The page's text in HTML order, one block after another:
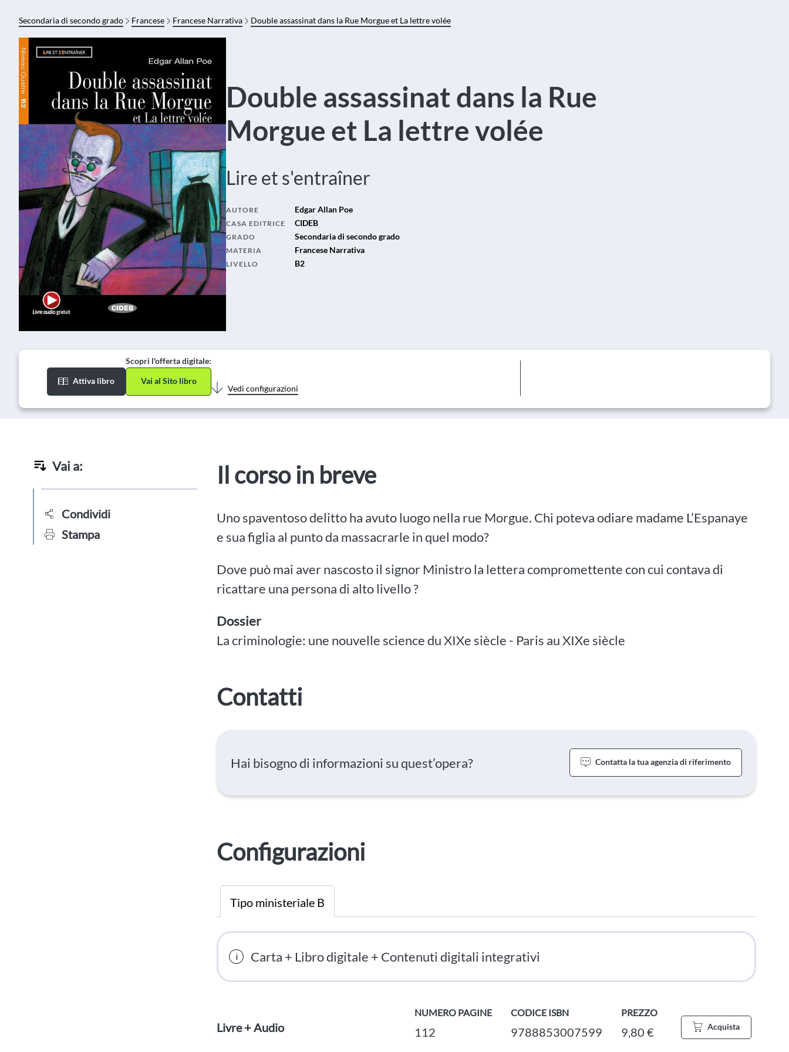
Secondaria di secondo grado Francese Francese Narrativa Double assassinat dans la Rue Morgue et La lettre volée
Double assassinat dans la Rue
Morgue et La lettre volée
Lire et s'entraîner
AUTORE Edgar Allan Poe
CASA EDITRICE CIDEB
GRADO Secondaria di secondo grado
MATERIA Francese Narrativa
LIVELLO B2
Attiva libro
Scopri l'offerta digitale:
Vai al Sito libro
Vedi configurazioni
Vai a:
Condividi
Stampa
Il corso in breve
Uno spaventoso delitto ha avuto luogo nella rue Morgue. Chi poteva odiare madame L’Espanaye
e sua figlia al punto da massacrarle in quel modo?
Dove può mai aver nascosto il signor Ministro la lettera compromettente con cui contava di
ricattare una persona di alto livello ?
Dossier
La criminologie: une nouvelle science du XIXe siècle - Paris au XIXe siècle
Contatti
Hai bisogno di informazioni su quest’opera? Contatta la tua agenzia di riferimento
Configurazioni
Tipo ministeriale B
Carta + Libro digitale + Contenuti digitali integrativi
Livre + Audio
NUMERO PAGINE
112
CODICE ISBN
9788853007599
PREZZO
9,80 € Acquista